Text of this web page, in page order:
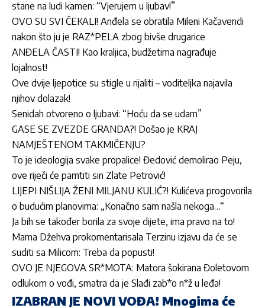
stane na ludi kamen: “Vjerujem u ljubav!”
OVO SU SVI ČEKALI! Anđela se obratila Mileni Kačavendi
nakon što ju je RAZ*PELA zbog bivše drugarice
ANĐELA ČASTI! Kao kraljica, budžetima nagrađuje
lojalnost!
Ove dvije ljepotice su stigle u rijaliti – voditeljka najavila
njihov dolazak!
Senidah otvoreno o ljubavi: “Hoću da se udam”
GASE SE ZVEZDE GRANDA?! Došao je KRAJ
NAMJEŠTENOM TAKMIČENJU?
To je ideologija svake propalice! Đedović demolirao Peju,
ove riječi će pamtiti sin Zlate Petrović!
LIJEPI NIŠLIJA ŽENI MILJANU KULIĆ?! Kulićeva progovorila
o budućim planovima: „Konačno sam našla nekoga…“
Ja bih se također borila za svoje dijete, ima pravo na to!
Mama Džehva prokomentarisala Terzinu izjavu da će se
suditi sa Milicom: Treba da popusti!
OVO JE NJEGOVA SR*MOTA: Matora šokirana Đoletovom
odlukom o vođi, smatra da je Slađi zab*o n*ž u leđa!
IZABRAN JE NOVI VOĐA! Mnogima će